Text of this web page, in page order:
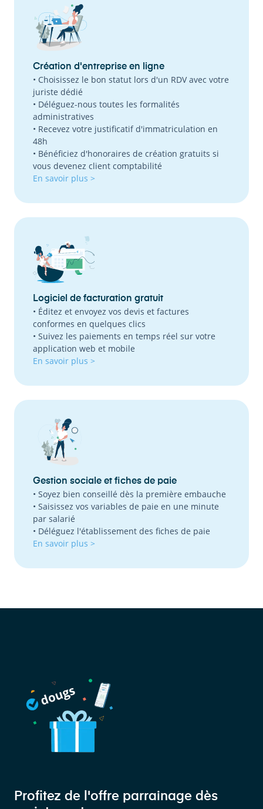
Création d'entreprise en ligne
• Choisissez le bon statut lors d'un RDV avec votre
juriste dédié
• Déléguez-nous toutes les formalités
administratives
• Recevez votre justificatif d'immatriculation en
48h
• Bénéficiez d'honoraires de création gratuits si
vous devenez client comptabilité
En savoir plus >
Logiciel de facturation gratuit
• Éditez et envoyez vos devis et factures
conformes en quelques clics
• Suivez les paiements en temps réel sur votre
application web et mobile
En savoir plus >
Gestion sociale et fiches de paie
• Soyez bien conseillé dès la première embauche
• Saisissez vos variables de paie en une minute
par salarié
• Déléguez l'établissement des fiches de paie
En savoir plus >
Profitez de l'offre parrainage dès